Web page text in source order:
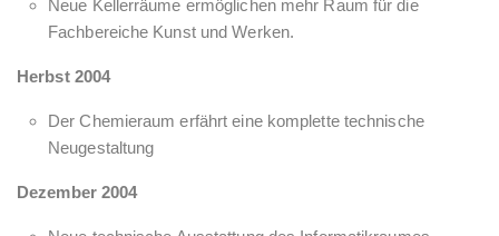
Neue Kellerräume ermöglichen mehr Raum für die
Fachbereiche Kunst und Werken.
Herbst 2004
Der Chemieraum erfährt eine komplette technische
Neugestaltung
Dezember 2004